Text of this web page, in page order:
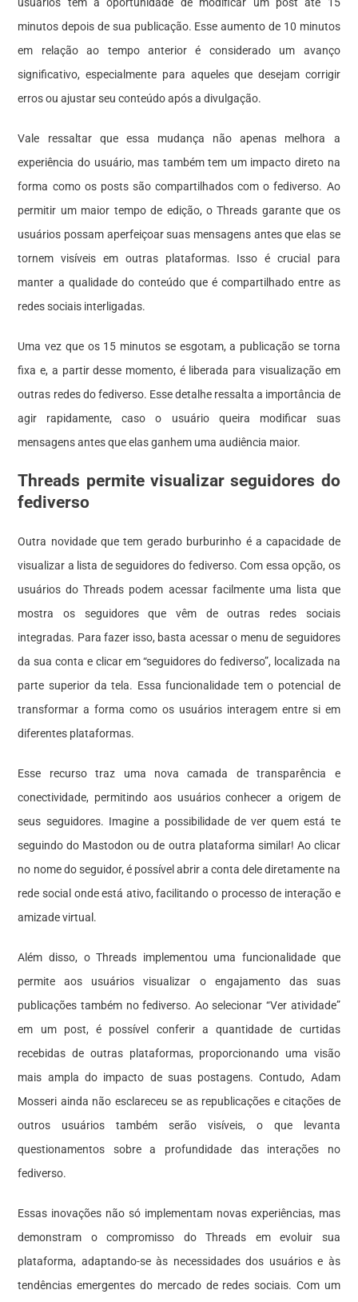
usuários têm a oportunidade de modificar um post até 15
minutos depois de sua publicação. Esse aumento de 10 minutos
em relação ao tempo anterior é considerado um avanço
significativo, especialmente para aqueles que desejam corrigir
erros ou ajustar seu conteúdo após a divulgação.
Vale ressaltar que essa mudança não apenas melhora a
experiência do usuário, mas também tem um impacto direto na
forma como os posts são compartilhados com o fediverso. Ao
permitir um maior tempo de edição, o Threads garante que os
usuários possam aperfeiçoar suas mensagens antes que elas se
tornem visíveis em outras plataformas. Isso é crucial para
manter a qualidade do conteúdo que é compartilhado entre as
redes sociais interligadas.
Uma vez que os 15 minutos se esgotam, a publicação se torna
fixa e, a partir desse momento, é liberada para visualização em
outras redes do fediverso. Esse detalhe ressalta a importância de
agir rapidamente, caso o usuário queira modificar suas
mensagens antes que elas ganhem uma audiência maior.
Threads permite visualizarseguidores do
fediverso
Outra novidade que tem gerado burburinho é a capacidade de
visualizar a lista deseguidores do fediverso. Com essa opção, os
usuários do Threads podem acessar facilmente uma lista que
mostra os seguidores que vêm de outras redes sociais
integradas. Para fazer isso, basta acessar o menu de seguidores
da sua conta e clicar em “seguidores do fediverso”, localizada na
parte superior da tela. Essa funcionalidade tem o potencial de
transformar a forma como os usuários interagem entre si em
diferentes plataformas.
Esse recurso traz uma nova camada de transparência e
conectividade, permitindo aos usuários conhecer a origem de
seus seguidores. Imagine a possibilidade de ver quem está te
seguindo do Mastodon ou de outra plataforma similar! Ao clicar
no nome do seguidor, é possível abrir a conta dele diretamente na
rede social onde está ativo, facilitando o processo de interação e
amizade virtual.
Além disso, o Threads implementou uma funcionalidade que
permite aos usuários visualizar o engajamentodas suas
publicações também no fediverso. Ao selecionar “Ver atividade”
em um post, é possível conferir a quantidade de curtidas
recebidas de outras plataformas, proporcionando uma visão
mais ampla do impacto de suas postagens. Contudo, Adam
Mosseri ainda não esclareceu se as republicações e citações de
outros usuários também serão visíveis, o que levanta
questionamentos sobre a profundidade das interações no
fediverso.
Essas inovações não só implementam novas experiências, mas
demonstram o compromisso do Threads em evoluir sua
plataforma, adaptando-se às necessidades dos usuários e às
tendências emergentes do mercado de redes sociais. Com um